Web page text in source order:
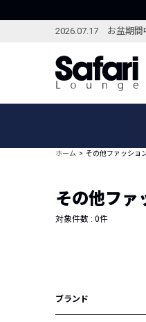
2026.07.17 お盆期間
ブランドから探す
新着アイテム
編集部のおすすめアイテ
ホーム その他ファッショ
その他ファ
対象件数 : 0件
ブランド